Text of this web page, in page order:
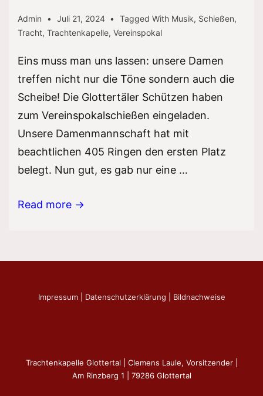
Admin Juli 21, 2024 Tagged With Musik, Schießen,
Tracht, Trachtenkapelle, Vereinspokal
Eins muss man uns lassen: unsere Damen
treffen nicht nur die Töne sondern auch die
Scheibe! Die Glottertäler Schützen haben
zum Vereinspokalschießen eingeladen.
Unsere Damenmannschaft hat mit
beachtlichen 405 Ringen den ersten Platz
belegt. Nun gut, es gab nur eine …
Pokalschießen
Read more →
Impressum| Datenschutzerklärung Bildnachweise
Trachtenkapelle Glottertal | Clemens Laule, Vorsitzender |
Am Rinzberg 1 | 79286 Glottertal